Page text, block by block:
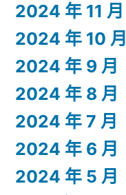
2024 年 11 月
2024 年 10 月
2024 年 9 月
2024 年 8 月
2024 年 7 月
2024 年 6 月
2024 年 5 月